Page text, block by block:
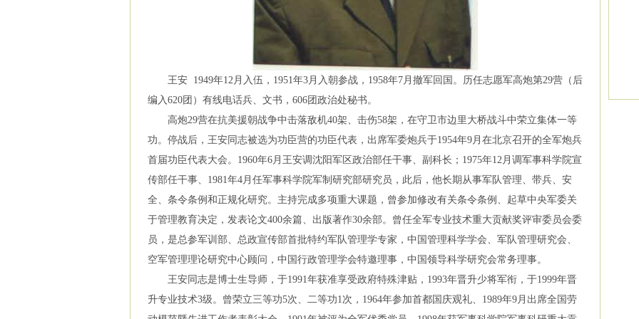
王安 1949年12月入伍，1951年3月入朝参战，1958年7月撤军回国。历任志愿军高炮第29营（后
编入620团）有线电话兵、文书，606团政治处秘书。
高炮29营在抗美援朝战争中击落敌机40架、击伤58架，在守卫市边里大桥战斗中荣立集体一等
功。停战后，王安同志被选为功臣营的功臣代表，出席军委炮兵于1954年9月在北京召开的全军炮兵
首届功臣代表大会。1960年6月王安调沈阳军区政治部任干事、副科长；1975年12月调军事科学院宣
传部任干事、1981年4月任军事科学院军制研究部研究员，此后，他长期从事军队管理、带兵、安
全、条令条例和正规化研究。主持完成多项重大课题，曾参加修改有关条令条例、起草中央军委关
于管理教育决定，发表论文400余篇、出版著作30余部。曾任全军专业技术重大贡献奖评审委员会委
员，是总参军训部、总政宣传部首批特约军队管理学专家，中国管理科学学会、军队管理研究会、
空军管理理论研究中心顾问，中国行政管理学会特邀理事，中国领导科学研究会常务理事。
王安同志是博士生导师，于1991年获准享受政府特殊津贴，1993年晋升少将军衔，于1999年晋
升专业技术3级。曾荣立三等功5次、二等功1次，1964年参加首都国庆观礼、1989年9月出席全国劳